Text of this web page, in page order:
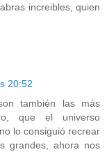
increibles, quien
20:52
también las más
que el universo
lo consiguió recrear
grandes, ahora nos